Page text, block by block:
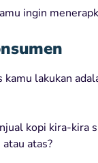
ingin
kamu lakukan
kopi kira-kira
atas?